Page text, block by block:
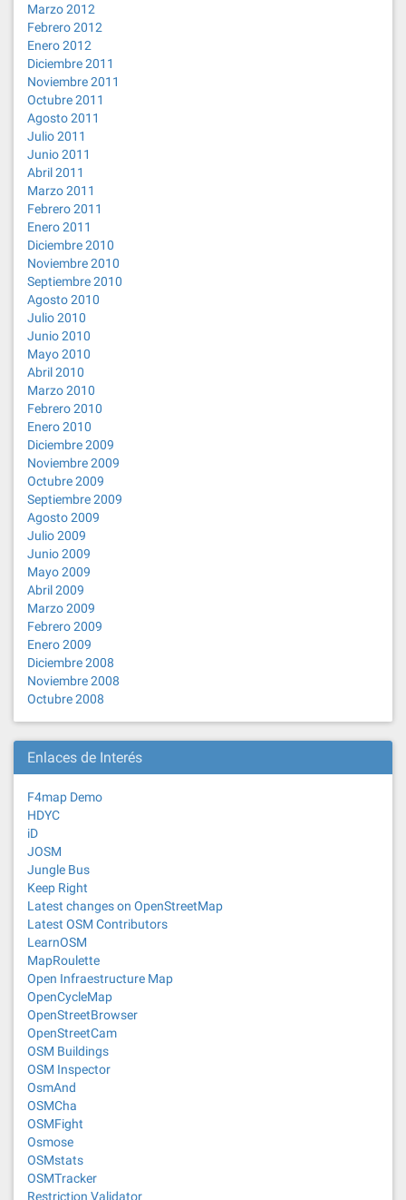
Marzo 2012
Febrero 2012
Enero 2012
Diciembre 2011
Noviembre 2011
Octubre 2011
Agosto 2011
Julio 2011
Junio 2011
Abril 2011
Marzo 2011
Febrero 2011
Enero 2011
Diciembre 2010
Noviembre 2010
Septiembre 2010
Agosto 2010
Julio 2010
Junio 2010
Mayo 2010
Abril 2010
Marzo 2010
Febrero 2010
Enero 2010
Diciembre 2009
Noviembre 2009
Octubre 2009
Septiembre 2009
Agosto 2009
Julio 2009
Junio 2009
Mayo 2009
Abril 2009
Marzo 2009
Febrero 2009
Enero 2009
Diciembre 2008
Noviembre 2008
Octubre 2008
Enlaces de Interés
F4map Demo
HDYC
iD
JOSM
Jungle Bus
Keep Right
Latest changes on OpenStreetMap
Latest OSM Contributors
LearnOSM
MapRoulette
Open Infraestructure Map
OpenCycleMap
OpenStreetBrowser
OpenStreetCam
OSM Buildings
OSM Inspector
OsmAnd
OSMCha
OSMFight
Osmose
OSMstats
OSMTracker
Restriction Validator